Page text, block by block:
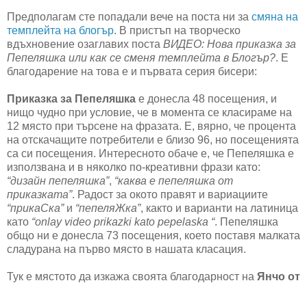
Предполагам сте попадали вече на поста ни за смяна на
темплейта на блогър. В пристъп на творческо
вдъхновение озаглавих поста ВИДЕО: Нова приказка за
Пепеляшка или как се сменя темплейта в Блогър?. Е
благодарение на това е и първата серия бисери:
Приказка за Пепеляшка е донесла 48 посещения, и
нищо чудно при условие, че в момента се класираме на
12 място при търсене на фразата. Е, вярно, че процента
на отскачащите потребители е близо 96, но посещенията
са си посещения. Интересното обаче е, че Пепеляшка е
използвана и в няколко по-креативни фрази като:
“дизайн пепеляшка”, “каква е пепеляшка от
приказката”. Радост за окото правят и вариациите
“прикаСка”и “пепеляЖка”, както и варианти на латиница
като “onlay video prikazki kato pepelaska “. Пепеляшка
общо ни е донесла 73 посещения, което поставя малката
сладурана на първо място в нашата класация.
Тук е мястото да изкажа своята благодарност на Янчо от